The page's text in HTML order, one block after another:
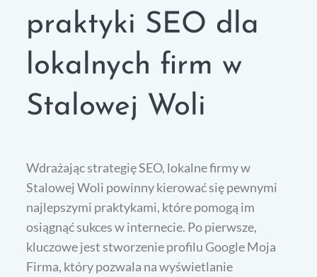
praktyki SEO dla
lokalnych firm w
Stalowej Woli
Wdrażając strategię SEO, lokalne firmy w
Stalowej Woli powinny kierować się pewnymi
najlepszymi praktykami, które pomogą im
osiągnąć sukces w internecie. Po pierwsze,
kluczowe jest stworzenie profilu Google Moja
Firma, który pozwala na wyświetlanie